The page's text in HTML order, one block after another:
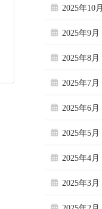
2025年10月
2025年9月
2025年8月
2025年7月
2025年6月
2025年5月
2025年4月
2025年3月